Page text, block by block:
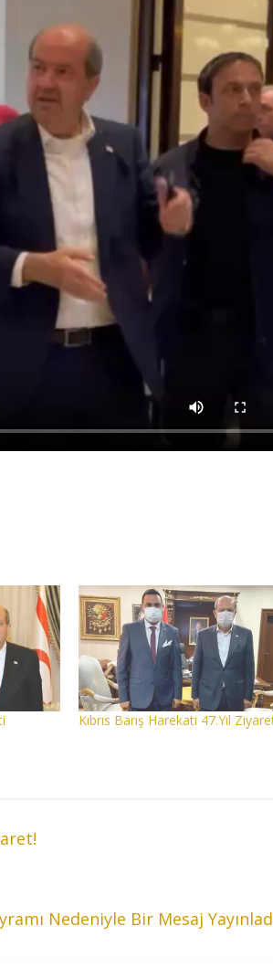
Kıbrıs Barış Harekatı 47.Yıl
Nedeniyle Bir Mesaj